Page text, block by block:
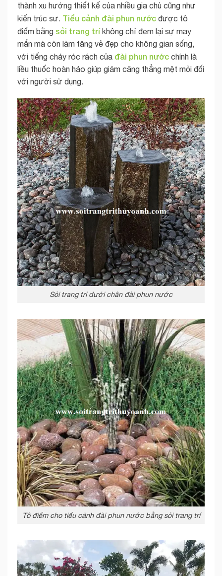
thành xu hướng thiết kế của nhiều gia chủ cũng như
kiến trúc sư. Tiểu cảnh đài phun nước được tô
điểm bằng sỏi trang trí không chỉ đem lại sự may
mắn mà còn làm tăng vẻ đẹp cho không gian sống,
với tiếng chảy róc rách của đài phun nước chính là
liều thuốc hoàn hảo giúp giảm căng thẳng mệt mỏi đối
với người sử dụng.
Sỏi trang trí dưới chân đài phun nước
Tô điểm cho tiểu cảnh đài phun nước bằng sỏi trang trí